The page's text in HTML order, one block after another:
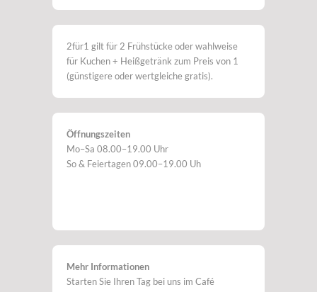
2für1 gilt für 2 Frühstücke oder wahlweise
für Kuchen + Heißgetränk zum Preis von 1
(günstigere oder wertgleiche gratis).
Öffnungszeiten
Mo–Sa 08.00–19.00 Uhr
So & Feiertagen 09.00–19.00 Uh
Mehr Informationen
Starten Sie Ihren Tag bei uns im Café